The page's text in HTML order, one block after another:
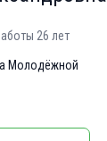
26 лет
Молодёжной